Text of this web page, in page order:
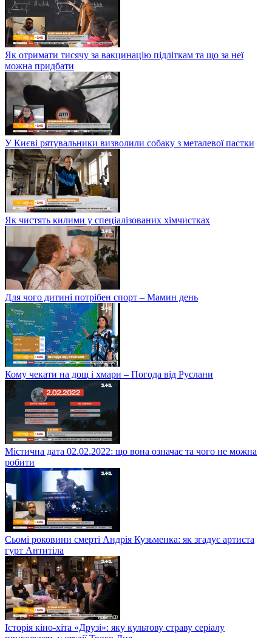
Як отримати тисячу за вакцинацію підліткам та що за неї
можна придбати
У Києві рятувальники визволили собаку з металевої пастки
Як чистять килими у спеціалізованих хімчистках
Для чого дитині потрібен спорт – Мамин день
Кому чекати на дощ і хмари – Погода від Руслани
Містична дата 02.02.2022: що вона означає та чого не можна
робити
Сьомі роковини смерті Андрія Кузьменка: як згадує артиста
гурт Антитіла
Історія кіно-хіта «Друзі»: яку культову страву серіалу